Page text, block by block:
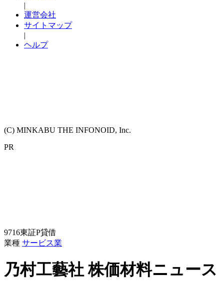
|
運営会社
サイトマップ
|
ヘルプ
(C) MINKABU THE INFONOID, Inc.
PR
9716東証P貸借
業種 サービス業
乃村工藝社株価材料ニュース